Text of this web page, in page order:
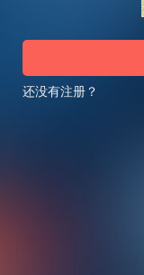
还没有注册？